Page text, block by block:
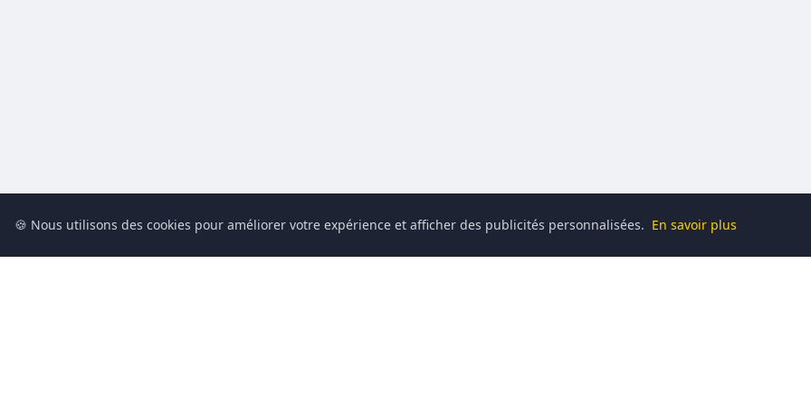
🍪 Nous utilisons des cookies pour améliorer votre expérience et afficher des publicités personnalisées. En savoir plus